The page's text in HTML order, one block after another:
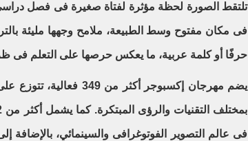
تلتقط الصورة لحظة مؤثرة لفتاة صغيرة فى فصل
فى مكان مفتوح وسط الطبيعة، ملامح وجهها مليئة
حرفًا أو كلمة عربية، ما يعكس حرصها على التعلم فى